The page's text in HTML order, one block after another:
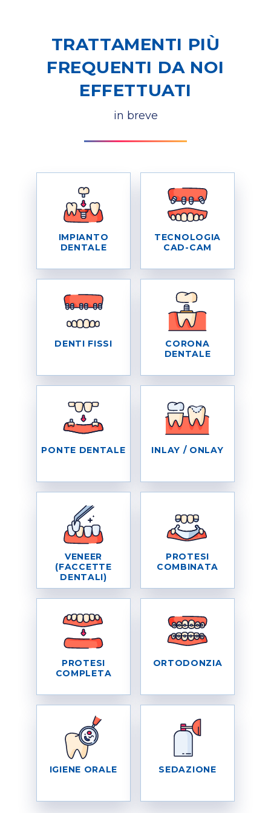
TRATTAMENTI PIÙ
FREQUENTI DA NOI
EFFETTUATI
in breve
IMPIANTO
DENTALE
TECNOLOGIA
CAD-CAM
DENTI FISSI
CORONA
DENTALE
PONTE DENTALE INLAY / ONLAY
VENEER
(FACCETTE
DENTALI)
PROTESI
COMBINATA
PROTESI
COMPLETA
ORTODONZIA
IGIENE ORALE SEDAZIONE